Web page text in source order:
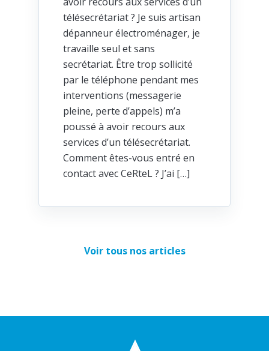
télésecrétariat ? Je suis artisan
dépanneur électroménager, je
travaille seul et sans
secrétariat. Être trop sollicité
par le téléphone pendant mes
interventions (messagerie
pleine, perte d’appels) m’a
poussé à avoir recours aux
services d’un télésecrétariat.
Comment êtes-vous entré en
contact avec CeRteL ? J’ai […]
Voir tous nos articles